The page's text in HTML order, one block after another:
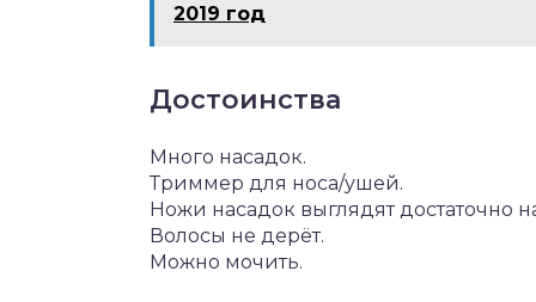
2019 год
Достоинства
Много насадок.
Триммер для носа/ушей.
Ножи насадок выглядят достаточно
Волосы не дерёт.
Можно мочить.